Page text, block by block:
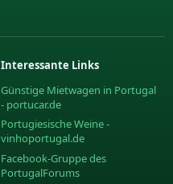
Interessante Links
Günstige Mietwagen in Portugal
- portucar.de
Portugiesische Weine -
vinhoportugal.de
Facebook-Gruppe des
PortugalForums